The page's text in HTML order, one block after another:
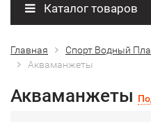
Каталог товаров
Главная Спорт Водный
Акваманжеты
Акваманжеты